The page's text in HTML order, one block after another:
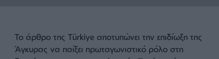
παρουσίας στη Συρία με στόχο τη σταθεροποίηση
της περιοχής και την αντιμετώπιση της ισραηλινής